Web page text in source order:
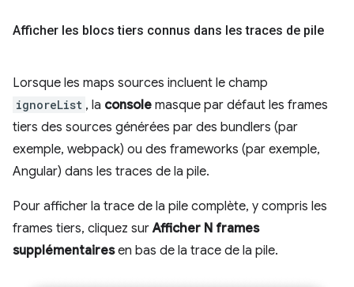
Afficher les blocs tiers connus dans les traces de pile
Lorsque les maps sources incluent le champ
ignoreList , la console masque par défaut les frames
tiers des sources générées par des bundlers (par
exemple, webpack) ou des frameworks (par exemple,
Angular) dans les traces de la pile.
Pour afficher la trace de la pile complète, y compris les
frames tiers, cliquez surAfficher N frames
supplémentairesen bas de la trace de la pile.